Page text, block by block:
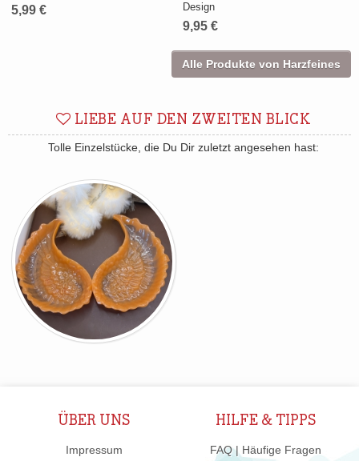
5,99 €
Design
9,95 €
Alle Produkte von Harzfeines
LIEBE AUF DEN ZWEITEN BLICK
Tolle Einzelstücke, die Du Dir zuletzt angesehen hast:
ÜBER UNS
Impressum
HILFE & TIPPS
FAQ | Häufige Fragen